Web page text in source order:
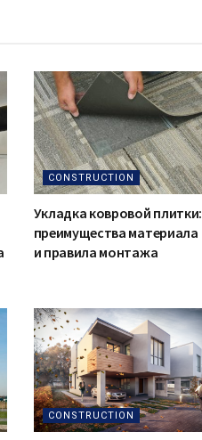
CONSTRUCTION
Укладка ковровой плитки:
преимущества материала
и правила монтажа
CONSTRUCTION